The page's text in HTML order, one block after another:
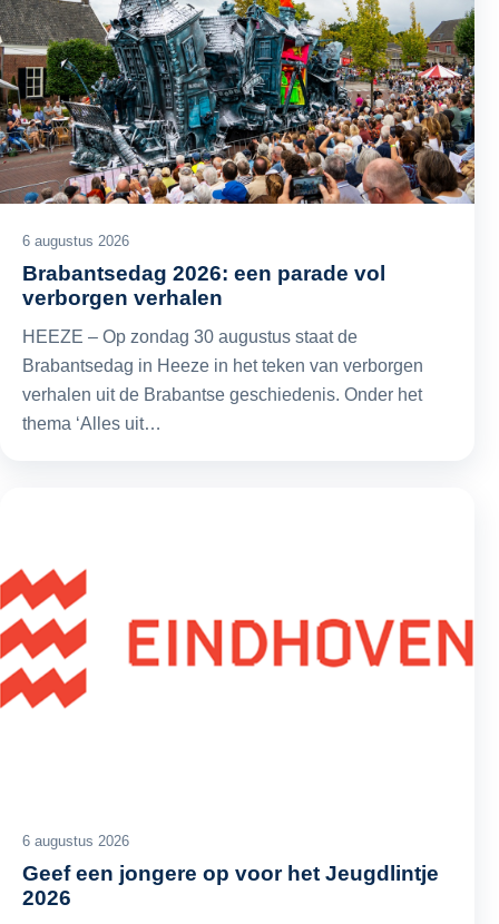
6 augustus 2026
Brabantsedag 2026: een parade vol
verborgen verhalen
HEEZE – Op zondag 30 augustus staat de
Brabantsedag in Heeze in het teken van verborgen
verhalen uit de Brabantse geschiedenis. Onder het
thema ‘Alles uit…
6 augustus 2026
Geef een jongere op voor het Jeugdlintje
2026